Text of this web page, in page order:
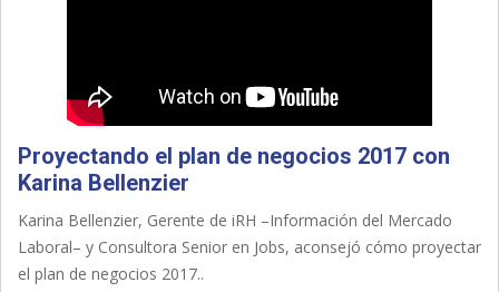
Proyectando el plan de negocios 2017 con
Karina Bellenzier
Karina Bellenzier, Gerente de iRH –Información del Mercado
Laboral– y Consultora Senior en Jobs, aconsejó cómo proyectar
el plan de negocios 2017..